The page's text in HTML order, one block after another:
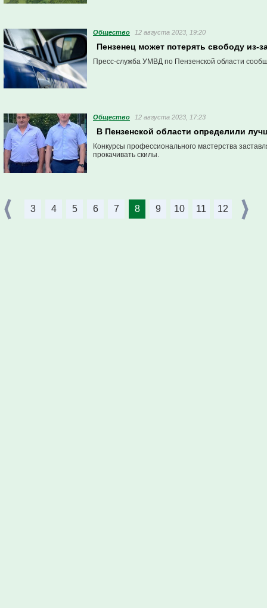
Общество 12 августа 2023, 19:20
Пензенец может потерять свободу из-
Пресс-служба УМВД по Пензенской области
Общество 12 августа 2023, 17:23
В Пензенской области определили
Конкурсы профессионального мастерства
прокачивать скилы.
3 4 5 6 7 8 9 10 11 12